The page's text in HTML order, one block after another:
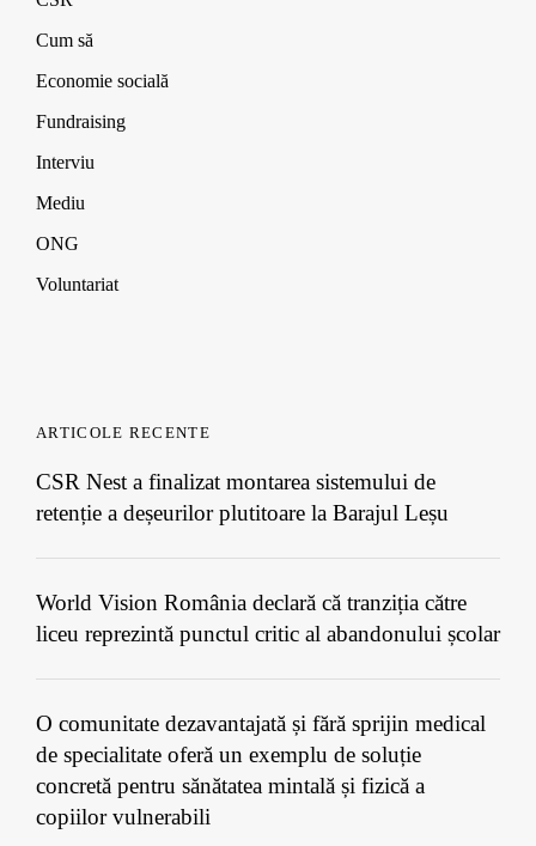
)
Cum să
Economie socială
Fundraising
Interviu
Mediu
ONG
Voluntariat
ARTICOLE RECENTE
CSR Nest a finalizat montarea sistemului de
retenție a deșeurilor plutitoare la Barajul Leșu
World Vision România declară că tranziția către
liceu reprezintă punctul critic al abandonului școlar
O comunitate dezavantajată și fără sprijin medical
de specialitate oferă un exemplu de soluție
concretă pentru sănătatea mintală și fizică a
copiilor vulnerabili